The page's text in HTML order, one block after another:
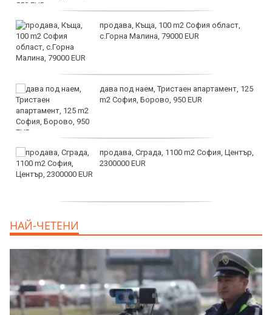
продава, Къща, 100 m2 София област,
с.Горна Малина, 79000 EUR
дава под наем, Тристаен апартамент, 125
m2 София, Борово, 950 EUR
продава, Сграда, 1100 m2 София, Център,
2300000 EUR
НАЙ-ЧЕТЕНИ